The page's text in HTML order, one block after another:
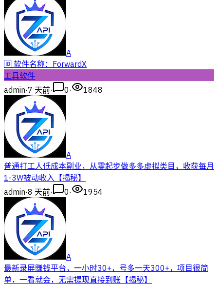
A
🆔 软件名称：ForwardX
工具软件
admin·7 天前· 0· 1848
A
普通打工人低成本副业，从零起步做多多虚拟类目，收获每月
1-3W被动收入【揭秘】
admin·8 天前· 0· 1954
A
最新录屏賺钱平台，一小时30+，号多一天300+，项目很简
单，一看就会，无需提现直接到账【揭秘】